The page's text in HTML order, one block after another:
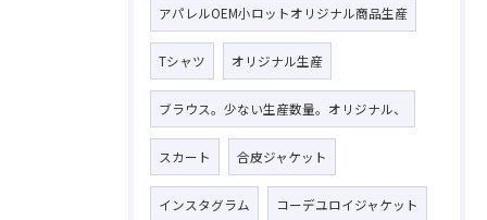
アパレルOEM小ロットオリジナル商品生産
Tシャツ オリジナル生産
ブラウス。少ない生産数量。オリジナル、
スカート 合皮ジャケット
インスタグラム コーデユロイジャケット